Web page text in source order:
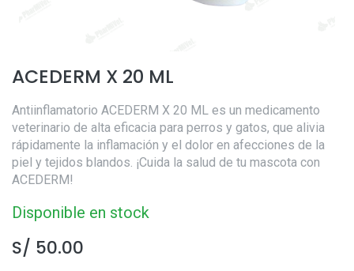
ACEDERM X 20 ML
Antiinflamatorio ACEDERM X 20 ML es un medicamento
veterinario de alta eficacia para perros y gatos, que alivia
rápidamente la inflamación y el dolor en afecciones de la
piel y tejidos blandos. ¡Cuida la salud de tu mascota con
ACEDERM!
Disponible en stock
S/ 50.00